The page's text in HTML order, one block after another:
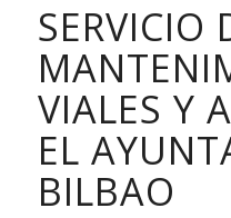
SERVICIO
VIALES Y
EL
BILBAO